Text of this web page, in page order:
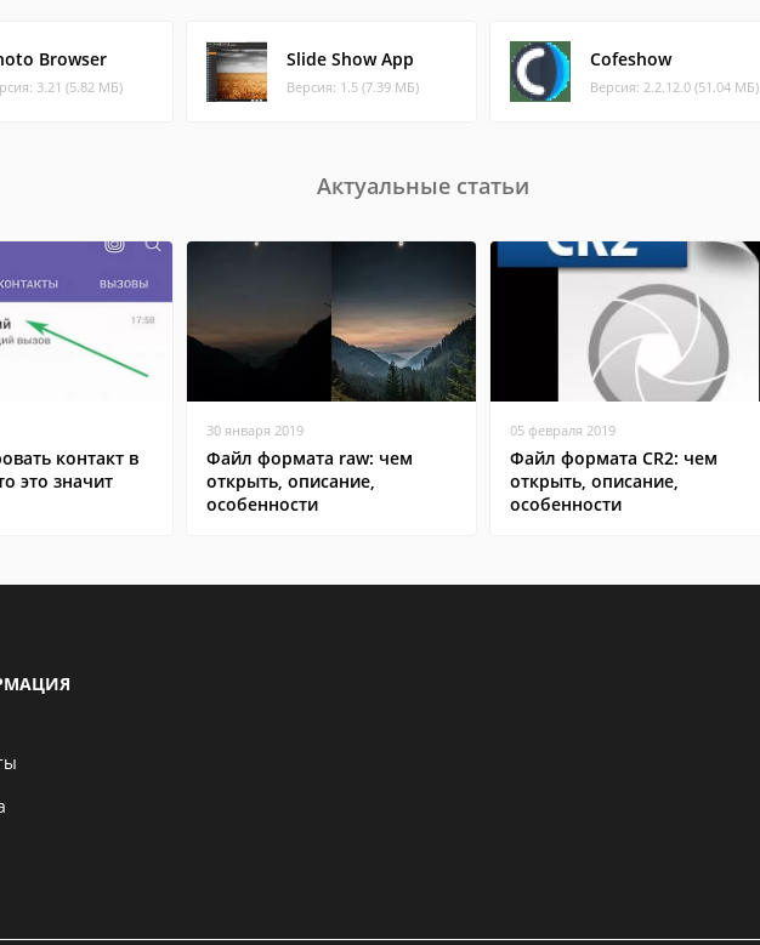
Browser
3.21 (5.82 МБ)
Slide Show App
Версия: 1.5 (7.39 МБ)
Cofeshow
Версия: 2.2.12.0 (51.04 МБ)
Актуальные статьи
контакт в
это значит
30 января 2019
Файл формата raw: чем
открыть, описание,
особенности
05 февраля 2019
Файл формата CR2: чем
открыть, описание,
особенности